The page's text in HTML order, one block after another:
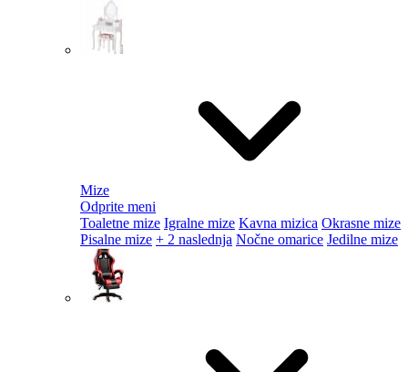
Mize
Odprite meni
Toaletne mize Igralne mize Kavna mizica Okrasne mize
Pisalne mize + 2 naslednja Nočne omarice Jedilne mize